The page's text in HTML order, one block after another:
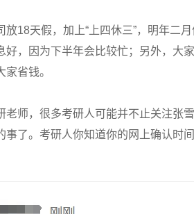
天假，加上“上四休三”，明年二月
好，因为下半年会比较忙；另外，大
省钱。
，很多考研人可能并不止关注张
事了。考研人你知道你的网上确认时